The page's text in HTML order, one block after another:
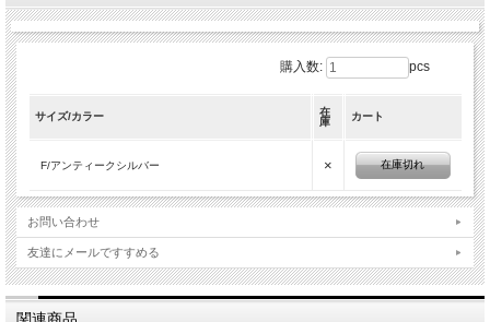
購入数: pcs
サイズ/カラー
在
庫
カート
F/アンティークシルバー × 在庫切れ
お問い合わせ
友達にメールですすめる